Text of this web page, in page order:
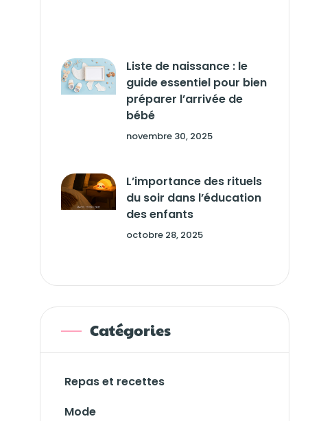
Liste de naissance : le
guide essentiel pour bien
préparer l’arrivée de
bébé
novembre 30, 2025
L’importance des rituels
du soir dans l’éducation
des enfants
octobre 28, 2025
Catégories
Repas et recettes
Mode